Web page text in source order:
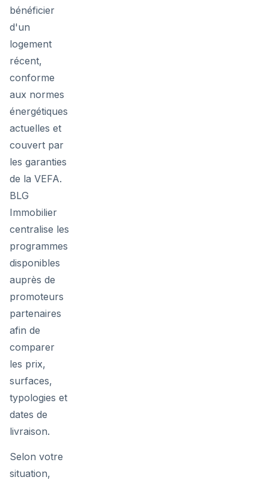
bénéficier
d'un
logement
récent,
conforme
aux normes
énergétiques
actuelles et
couvert par
les garanties
de la VEFA.
BLG
Immobilier
centralise les
programmes
disponibles
auprès de
promoteurs
partenaires
afin de
comparer
les prix,
surfaces,
typologies et
dates de
livraison.
Selon votre
situation,